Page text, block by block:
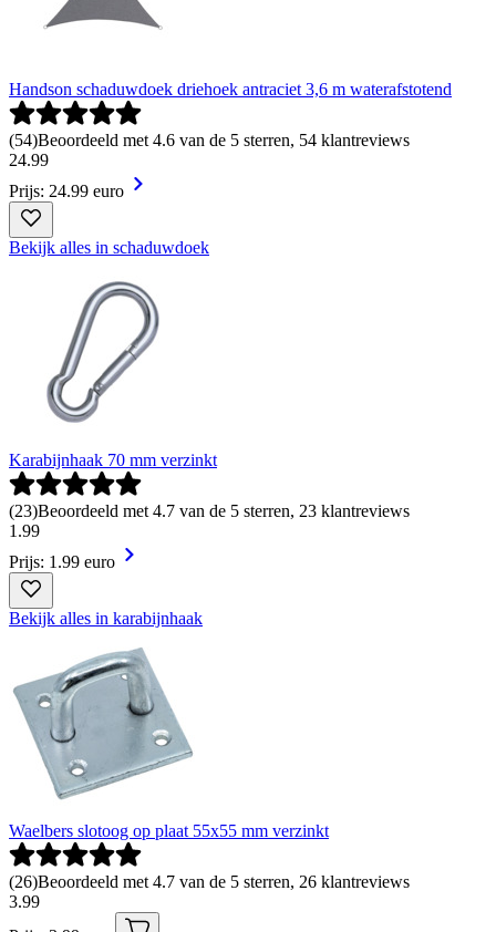
Handson schaduwdoek driehoek antraciet 3,6 m waterafstotend
(54)Beoordeeld met 4.6 van de 5 sterren, 54 klantreviews
24.99
Prijs: 24.99 euro
Bekijk alles in schaduwdoek
Karabijnhaak 70 mm verzinkt
(23)Beoordeeld met 4.7 van de 5 sterren, 23 klantreviews
1 .99
Prijs: 1.99 euro
Bekijk alles in karabijnhaak
Waelbers slotoog op plaat 55x55 mm verzinkt
(26)Beoordeeld met 4.7 van de 5 sterren, 26 klantreviews
3.99